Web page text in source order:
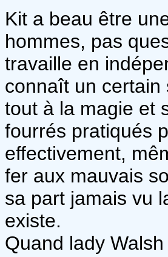
Kit a beau être
hommes, pas
travaille en
connaît un certain
tout à la magie et
fourrés pratiqués
effectivement,
fer aux mauvais
sa part jamais vu
existe.
Quand lady